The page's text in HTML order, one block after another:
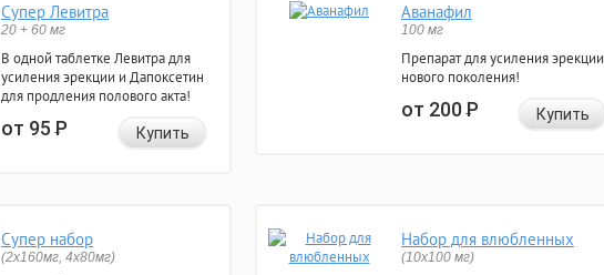
Супер Левитра
20 + 60 мг
В одной таблетке Левитра для
усиления эрекции и Дапоксетин
для продления полового акта!
от 95Р Купить
Аванафил
100 мг
Препарат для усиления эрекции
нового поколения!
от 200Р Купить
Супер набор
(2х160мг, 4х80мг)
Набор для влюбленных
(10х100 мг)